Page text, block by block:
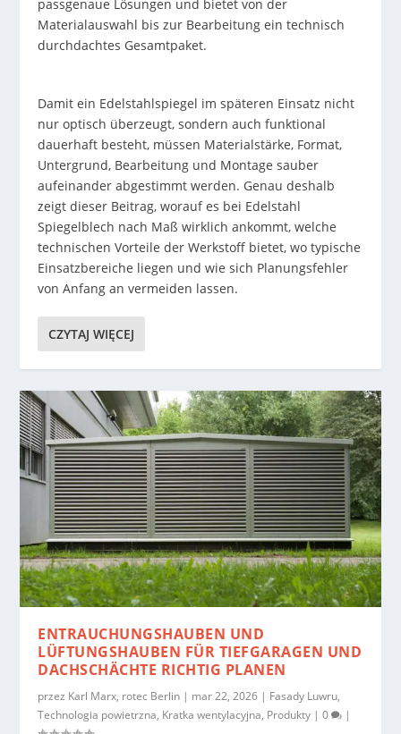
passgenaue Lösungen und bietet von der
Materialauswahl bis zur Bearbeitung ein technisch
durchdachtes Gesamtpaket.
Damit ein Edelstahlspiegel im späteren Einsatz nicht
nur optisch überzeugt, sondern auch funktional
dauerhaft besteht, müssen Materialstärke, Format,
Untergrund, Bearbeitung und Montage sauber
aufeinander abgestimmt werden. Genau deshalb
zeigt dieser Beitrag, worauf es bei Edelstahl
Spiegelblech nach Maß wirklich ankommt, welche
technischen Vorteile der Werkstoff bietet, wo typische
Einsatzbereiche liegen und wie sich Planungsfehler
von Anfang an vermeiden lassen.
CZYTAJ WIĘCEJ
ENTRAUCHUNGSHAUBEN UND
LÜFTUNGSHAUBEN FÜR TIEFGARAGEN UND
DACHSCHÄCHTE RICHTIG PLANEN
przez Karl Marx, rotec Berlin | mar 22, 2026 | Fasady Luwru,
Technologia powietrzna, Kratka wentylacyjna, Produkty |0 |